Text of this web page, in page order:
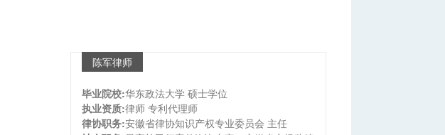
陈军律师
毕业院校:华东政法大学 硕士学位
执业资质:律师 专利代理师
律协职务:安徽省律协知识产权专业委员会 主任